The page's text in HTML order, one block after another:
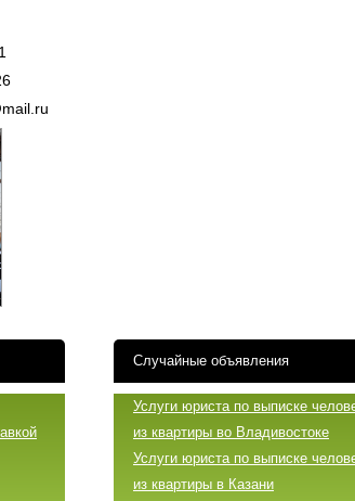
Случайные объявления
Услуги юриста по выписке
из квартиры во Владивостоке
Услуги юриста по выписке
из квартиры в Казани